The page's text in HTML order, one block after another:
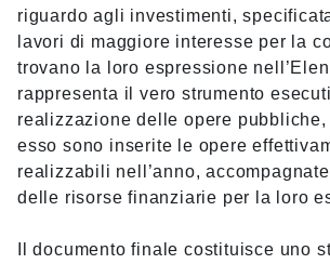
riguardo agli investimenti,
lavori di maggiore interesse per la
trovano la loro espressione
rappresenta il vero strumento
realizzazione delle opere pubbliche,
esso sono inserite le opere
realizzabili nell’anno,
delle risorse finanziarie per la loro
Il documento finale costituisce uno